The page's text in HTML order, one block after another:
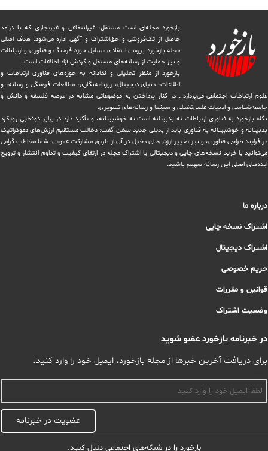
بازخورد مجله‌ای است مستقل، غیرانتفاعی و غیرتجاری که با درآمد
حاصل از تک‌فروشی و حق‌اشتراک و آگهی اداره می‌شود. ‏هدف اصلی
مجله بازخورد بررسی انتقادی مسایل حوزه فرهنگ و فناوری و ارتباطات
و نیز حمایت از رسانه‌های مستقل و‌ گردش ‏آزاد اطلاعات است.
بازخورد از منظر تحلیلی و نقادانه به حوزه‌های فناوری ارتباطات و
اطلاعات، دنیای دیجیتال، روزنامه‌نگاری، ‏مطالعات فرهنگی و رسانه، و
علوم ارتباطات اجتماعی می‌پردازد ــ در کنار پرداختن به موضوعاتی مشابه در عرصه فلسفه و دانش و
‏جامعه‌شناسی و ادبیات علمی‌تخیلی و سینما و رسانه‌های تصویری.
نگاه بازخورد به فناوری ارتباطات نه بدبینانه است نه خوشبینانه، و تأکید دارد ‏در برابر دوقطبیِ رویکرد
بدبینانه و خوشبینانه به فناوری باید از بدیلی جدید سخن گفت: دخالت مستقیم ارزش‌های دموکراتیک
در ‏فرایند طراحی فناوری، و نیز تغییر ارزش‌های دخيل در آن از طریق مشاركت عمومی. شما مخاطب گرامی
می‌توانید با خرید نسخه‌های چاپی و دیجیتالی یا ‏اشتراک مجله در ارتقای کیفیت و تداوم انتشار و ترویج
ایده‌های اصلی این رسانه سهیم باشید.
درباره ما
اشتراک نسخه چاپی
اشتراک دیجیتال
حریم خصوصی
قوانین و مقررات
وضعیت اشتراک
در خبرنامه بازخورد عضو شوید
برای دریافت آخرین خبرها از مجله بازخورد، ایمیل خود را وارد کنید.
عضویت در خبرنامه
بازخورد را در شبکه‌های اجتماعی دنبال کنید.